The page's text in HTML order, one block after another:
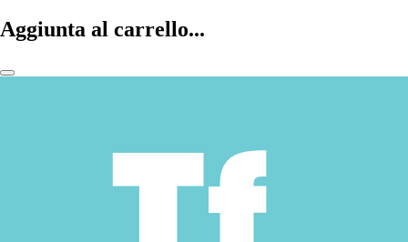
Aggiunta al carrello...